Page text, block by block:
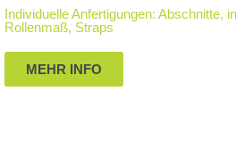
Individuelle Anfertigungen: Abschnitte,
Rollenmaß, Straps
MEHR INFO